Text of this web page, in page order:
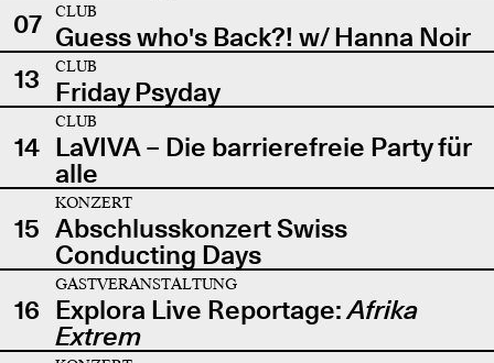
07
CLUB
Guess who's Back?! w/ Hanna Noir
13
CLUB
Friday Psyday
14
CLUB
LaVIVA – Die barrierefreie Party für
alle
15
KONZERT
Abschlusskonzert Swiss
Conducting Days
16
GASTVERANSTALTUNG
Explora Live Reportage:Afrika
Extrem